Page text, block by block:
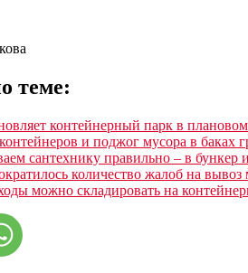
теме:
контейнерный парк в
и поджог мусора в баках
сантехнику правильно – в бункер
количество жалоб на
можно складировать на